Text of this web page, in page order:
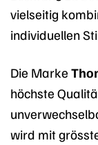
vielseitig
individuellen
Die Marke
höchste
wird mit